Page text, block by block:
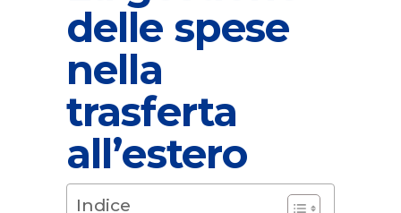
delle spese
nella
trasferta
all’estero
Indice